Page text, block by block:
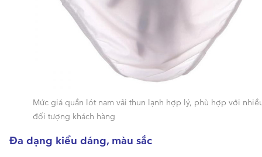
Mức giá quần lót nam vải thun lạnh hợp lý, phù hợp với
đối tượng khách hàng
Đa dạng kiểu dáng, màu sắc